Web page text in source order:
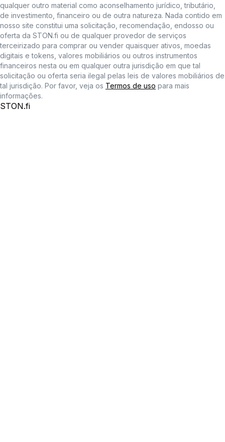
qualquer outro material como aconselhamento jurídico, tributário,
de investimento, financeiro ou de outra natureza. Nada contido em
nosso site constitui uma solicitação, recomendação, endosso ou
oferta da STON.fi ou de qualquer provedor de serviços
terceirizado para comprar ou vender quaisquer ativos, moedas
digitais e tokens, valores mobiliários ou outros instrumentos
financeiros nesta ou em qualquer outra jurisdição em que tal
solicitação ou oferta seria ilegal pelas leis de valores mobiliários de
tal jurisdição. Por favor, veja os Termos de uso para mais
informações.
STON.fi